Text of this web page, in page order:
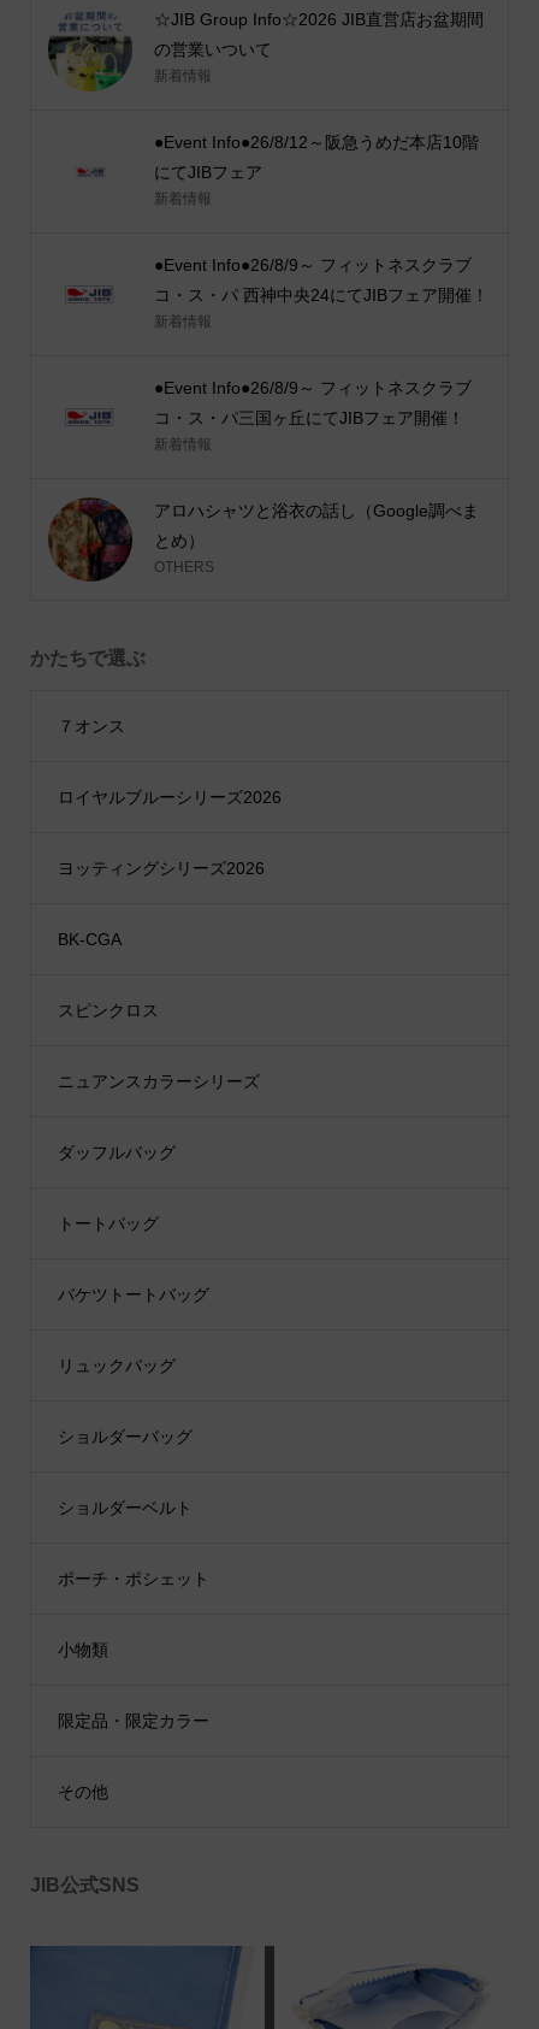
☆JIB Group Info☆2026 JIB直営店お盆期間
の営業いついて
新着情報
●Event Info●26/8/12～阪急うめだ本店10階
にてJIBフェア
新着情報
●Event Info●26/8/9～ フィットネスクラブ
コ・ス・パ 西神中央24にてJIBフェア開催！
新着情報
●Event Info●26/8/9～ フィットネスクラブ
コ・ス・パ三国ヶ丘にてJIBフェア開催！
新着情報
アロハシャツと浴衣の話し（Google調べま
とめ）
OTHERS
かたちで選ぶ
７オンス
ロイヤルブルーシリーズ2026
ヨッティングシリーズ2026
BK-CGA
スピンクロス
ニュアンスカラーシリーズ
ダッフルバッグ
トートバッグ
バケツトートバッグ
リュックバッグ
ショルダーバッグ
ショルダーベルト
ポーチ・ポシェット
小物類
限定品・限定カラー
その他
JIB公式SNS